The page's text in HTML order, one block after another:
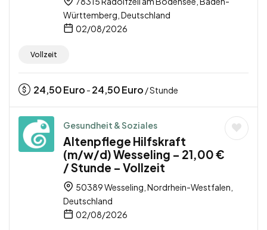
Württemberg, Deutschland
02/08/2026
Vollzeit
24,50Euro - 24,50Euro / Stunde
Gesundheit & Soziales
Altenpflege Hilfskraft
(m/w/d) Wesseling – 21,00 €
/ Stunde – Vollzeit
50389 Wesseling, Nordrhein-Westfalen,
Deutschland
02/08/2026